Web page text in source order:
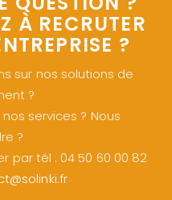
À RECRUTER
?
sur nos solutions de
?
services ? Nous
?
par tél : 04 50 60 00 82